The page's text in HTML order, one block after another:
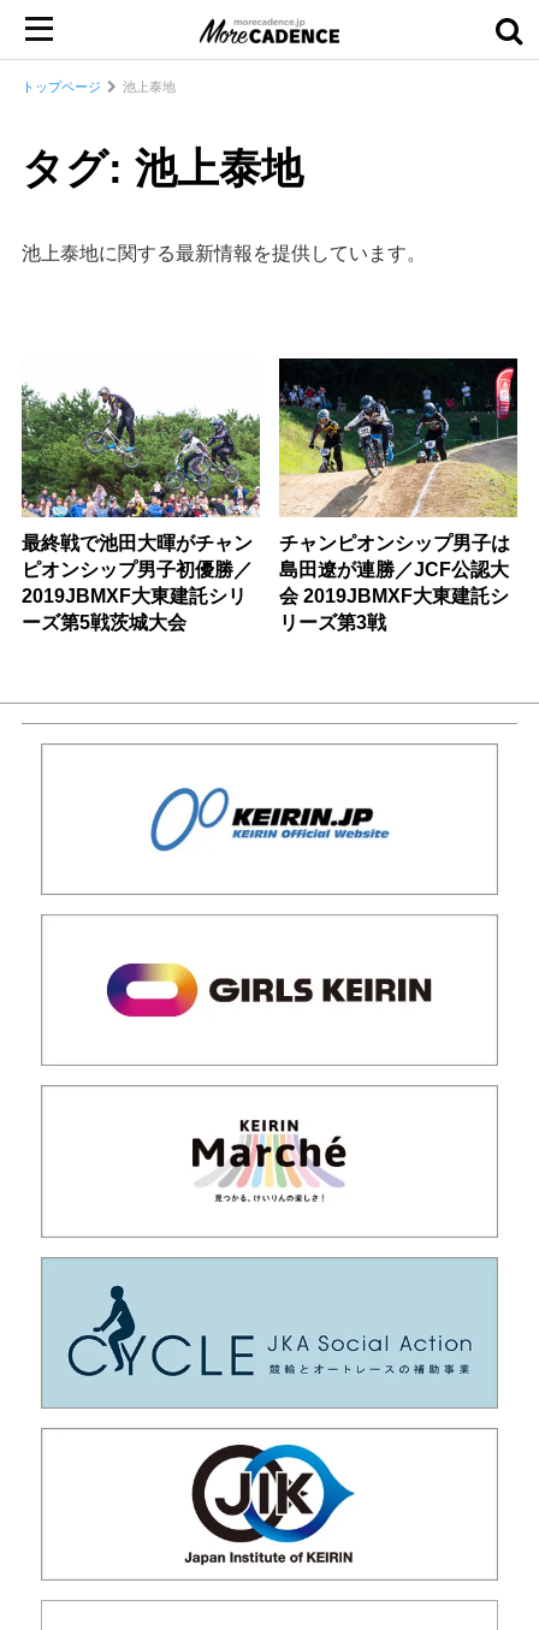
トップページ 池上泰地
タグ: 池上泰地
池上泰地に関する最新情報を提供しています。
最終戦で池田大暉がチャン
ピオンシップ男子初優勝／
2019JBMXF大東建託シリ
ーズ第5戦茨城大会
チャンピオンシップ男子は
島田遼が連勝／JCF公認大
会 2019JBMXF大東建託シ
リーズ第3戦